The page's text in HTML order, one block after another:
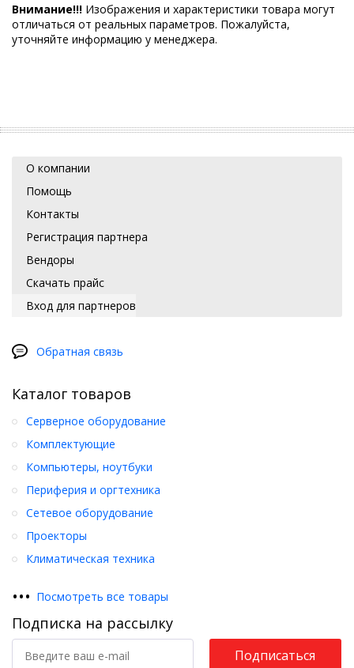
Внимание!!! Изображения и характеристики товара могут
отличаться от реальных параметров. Пожалуйста,
уточняйте информацию у менеджера.
О компании
Помощь
Контакты
Регистрация партнера
Вендоры
Скачать прайс
Вход для партнеров
Обратная связь
Каталог товаров
Серверное оборудование
Комплектующие
Компьютеры, ноутбуки
Периферия и оргтехника
Сетевое оборудование
Проекторы
Климатическая техника
••• Посмотреть все товары
Подписка на рассылку
Подписаться